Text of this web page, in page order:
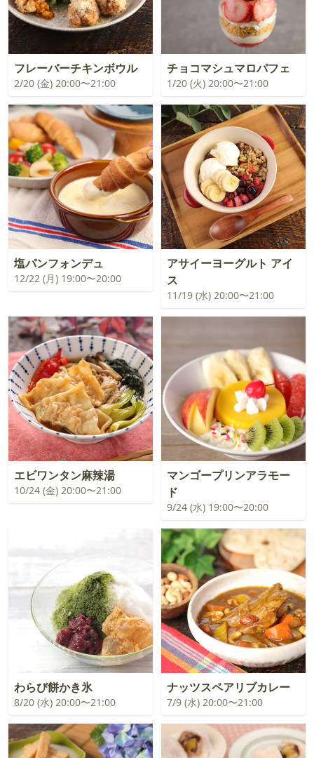
フレーバーチキンボウル
2/20 (金) 20:00〜21:00
チョコマシュマロパフェ
1/20 (火) 20:00〜21:00
塩パンフォンデュ
12/22 (月) 19:00〜20:00
アサイーヨーグルト アイ
ス
11/19 (水) 20:00〜21:00
エビワンタン麻辣湯
10/24 (金) 20:00〜21:00
マンゴープリンアラモー
ド
9/24 (水) 19:00〜20:00
わらび餅かき氷
8/20 (水) 20:00〜21:00
ナッツスペアリブカレー
7/9 (水) 20:00〜21:00